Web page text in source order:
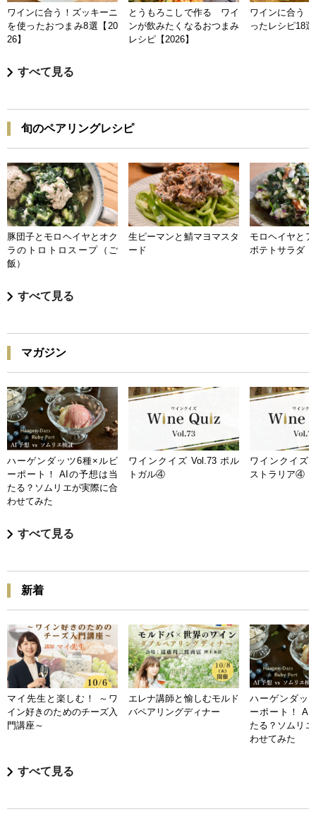
ワインに合う！ズッキーニ
を使ったおつまみ8選【20
26】
とうもろこしで作る ワイ
ンが飲みたくなるおつまみ
レシピ【2026】
ワインに合う
ったレシピ18
すべて見る
旬のペアリングレシピ
豚団子とモロヘイヤとオク
ラのトロトロスープ（ご
飯）
生ピーマンと鯖マヨマスタ
ード
モロヘイヤと
ポテトサラダ
すべて見る
マガジン
ハーゲンダッツ6種×ルビ
ーポート！ AIの予想は当
たる？ソムリエが実際に合
わせてみた
ワインクイズ Vol.73 ポル
トガル④
ワインクイズ
ストラリア④
すべて見る
新着
マイ先生と楽しむ！ ～ワ
イン好きのためのチーズ入
門講座～
エレナ講師と愉しむモルド
バペアリングディナー
ハーゲンダッ
ーポート！ AI
たる？ソムリ
わせてみた
すべて見る